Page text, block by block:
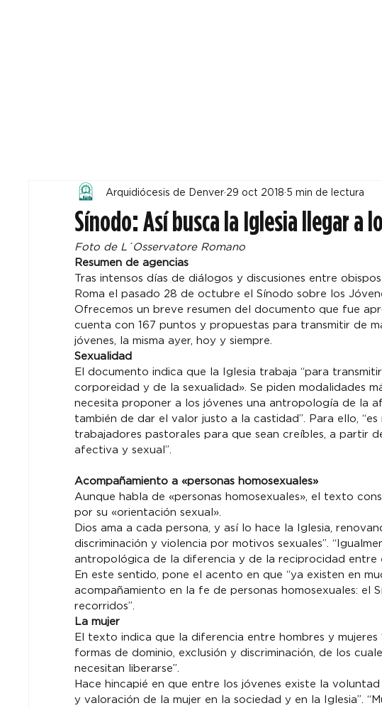
Sínodo: Así busca la Iglesia llegar a
Arquidiócesis de Denver 29 oct 2018 5 min de lectura
Foto de L´Osservatore Romano
Resumen de agencias
Tras intensos días de diálogos y discusiones entre
Roma el pasado 28 de octubre el Sínodo sobre los
Ofrecemos un breve resumen del documento que fue
cuenta con 167 puntos y propuestas para transmitir de
jóvenes, la misma ayer, hoy y siempre.
Sexualidad
El documento indica que la Iglesia trabaja “para
corporeidad y de la sexualidad». Se piden modalidades
necesita proponer a los jóvenes una antropología de la
también de dar el valor justo a la castidad”. Para ello,
trabajadores pastorales para que sean creíbles, a partir
afectiva y sexual”.
Acompañamiento a «personas homosexuales»
Aunque habla de «personas homosexuales», el texto
por su «orientación sexual».
Dios ama a cada persona, y así lo hace la Iglesia,
discriminación y violencia por motivos sexuales”.
antropológica de la diferencia y de la reciprocidad entre
En este sentido, pone el acento en que “ya existen en
acompañamiento en la fe de personas homosexuales: el
recorridos”.
La mujer
El texto indica que la diferencia entre hombres y
formas de dominio, exclusión y discriminación, de los
necesitan liberarse”.
Hace hincapié en que entre los jóvenes existe la
y valoración de la mujer en la sociedad y en la Iglesia”.